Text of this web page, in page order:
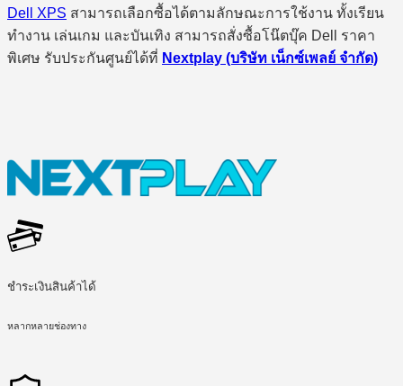
Dell XPS สามารถเลือกซื้อได้ตามลักษณะการใช้งาน ทั้งเรียน
ทำงาน เล่นเกม และบันเทิง สามารถสั่งซื้อโน๊ตบุ๊ค Dell ราคา
พิเศษ รับประกันศูนย์ได้ที่ Nextplay (บริษัท เน็กซ์เพลย์ จำกัด)
ชำระเงินสินค้าได้
หลากหลายช่องทาง